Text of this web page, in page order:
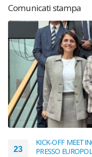
Comunicati stampa
23
KICK-OFF
PRESSO EUROPOL